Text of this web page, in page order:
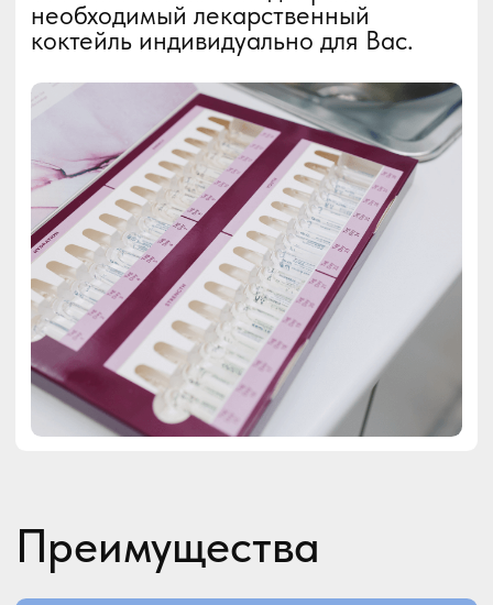
Воздействие
мезотерапия воздействует
изнутри и создает
максимальную концентрацию
вещества в необходимой
области
Регенерация
процедура запускает
процесс регенерации кожи